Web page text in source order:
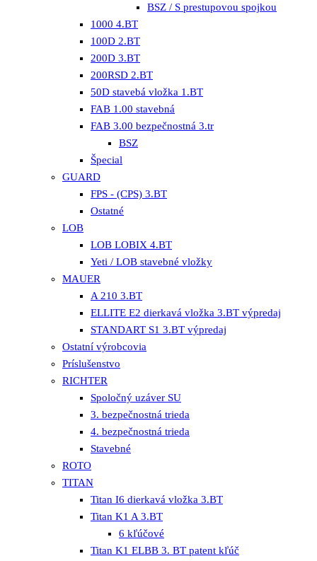
BSZ / S prestupovou spojkou
1000 4.BT
100D 2.BT
200D 3.BT
200RSD 2.BT
50D stavebá vložka 1.BT
FAB 1.00 stavebná
FAB 3.00 bezpečnostná 3.tr
BSZ
Špecial
GUARD
FPS - (CPS) 3.BT
Ostatné
LOB
LOB LOBIX 4.BT
Yeti / LOB stavebné vložky
MAUER
A 210 3.BT
ELLITE E2 dierkavá vložka 3.BT výpredaj
STANDART S1 3.BT výpredaj
Ostatní výrobcovia
Príslušenstvo
RICHTER
Spoločný uzáver SU
3. bezpečnostná trieda
4. bezpečnostná trieda
Stavebné
ROTO
TITAN
Titan I6 dierkavá vložka 3.BT
Titan K1 A 3.BT
6 kľúčové
Titan K1 ELBB 3. BT patent kľúč